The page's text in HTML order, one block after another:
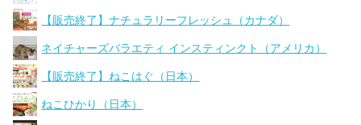
【販売終了】ナチュラリーフレッシュ（カナダ）
ネイチャーズバラエティ インスティンクト（アメリカ）
【販売終了】ねこはぐ（日本）
ねこひかり（日本）